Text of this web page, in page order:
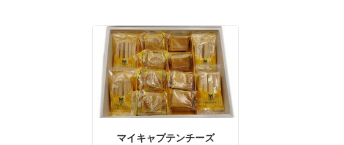
マイキャプテンチーズ